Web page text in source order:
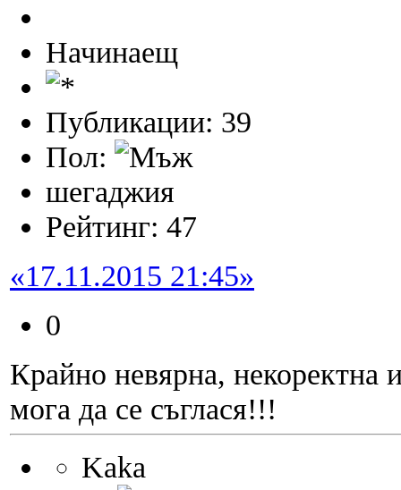
Начинаещ
Публикации: 39
Пол:
шегаджия
Рейтинг: 47
«17.11.2015 21:45»
0
Крайно невярна,
мога да се съглася!!!
Kaka